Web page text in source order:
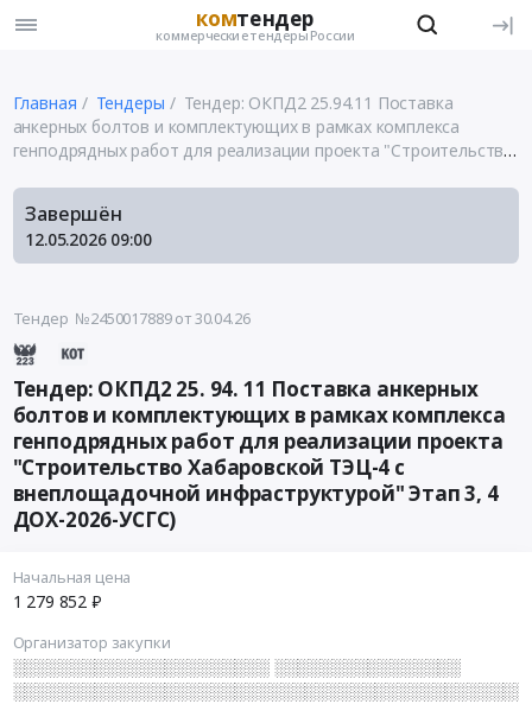
комтендер
коммерческие тендеры России
Главная Тендеры
Тендер: ОКПД2 25.94.11 Поставка
анкерных болтов и комплектующих в рамках комплекса
генподрядных работ для реализации проекта "Строительство
Этап 3, 4 ДОХ-2026-УСГС)
Завершён
12.05.2026 09:00
Тендер №2450017889от 30.04.26
Тендер: ОКПД2 25. 94. 11 Поставка анкерных
болтов и комплектующих в рамках комплекса
генподрядных работ для реализации проекта
"Строительство Хабаровской ТЭЦ-4 с
внеплощадочной инфраструктурой" Этап 3, 4
ДОХ-2026-УСГС)
Начальная цена
1 279 852 ₽
Организатор закупки
░░░░░░░░░░░░░░░░░░░░░░ ░░░░░░░░░░░░░░░░